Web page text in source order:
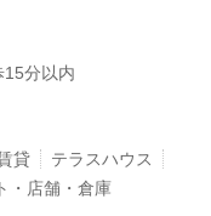
15分以内
貸
テラスハウス
・店舗・倉庫